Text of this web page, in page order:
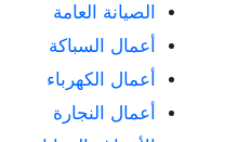
الصيانة العامة
أعمال السباكة
أعمال الكهرباء
أعمال النجارة